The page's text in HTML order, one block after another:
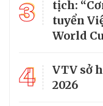
3
tịch:
tuyển
World
4
VTV sở
2026